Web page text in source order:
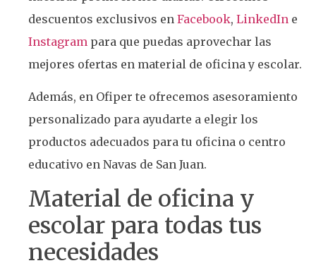
descuentos exclusivos en Facebook, LinkedIn e
Instagram para que puedas aprovechar las
mejores ofertas en material de oficina y escolar.
Además, en Ofiper te ofrecemos asesoramiento
personalizado para ayudarte a elegir los
productos adecuados para tu oficina o centro
educativo en Navas de San Juan.
Material de oficina y
escolar para todas tus
necesidades